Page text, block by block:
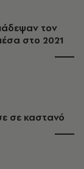
τον
στο 2021
σε καστανό